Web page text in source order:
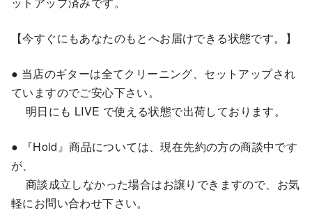
【今すぐにもあなたのもとへお届けできる状態です。】
● 当店のギターは全てクリーニング、セットアップされ
ていますのでご安心下さい。
明日にも LIVE で使える状態で出荷しております。
● 『Hold』商品については、現在先約の方の商談中です
が、
商談成立しなかった場合はお譲りできますので、お気
軽にお問い合わせ下さい。